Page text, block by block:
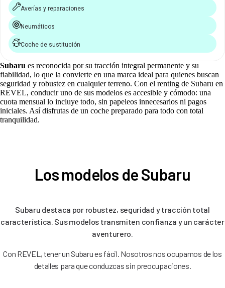
Averías y reparaciones
Neumáticos
Coche de sustitución
Subaru es reconocida por su tracción integral permanente y su
fiabilidad, lo que la convierte en una marca ideal para quienes buscan
seguridad y robustez en cualquier terreno. Con el renting de Subaru en
REVEL, conducir uno de sus modelos es accesible y cómodo: una
cuota mensual lo incluye todo, sin papeleos innecesarios ni pagos
iniciales. Así disfrutas de un coche preparado para todo con total
tranquilidad.
Los modelos de Subaru
Subaru destaca por robustez, seguridad y tracción total
característica. Sus modelos transmiten confianza y un carácter
aventurero.
Con REVEL, tener un Subaru es fácil. Nosotros nos ocupamos de los
detalles para que conduzcas sin preocupaciones.